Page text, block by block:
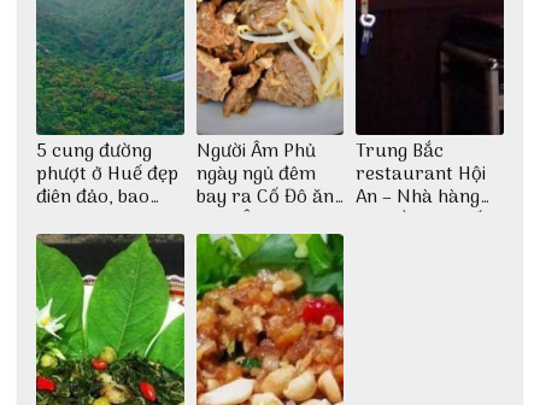
5 cung đường
phượt ở Huế đẹp
điên đảo, bao
dịch
Người Âm Phủ
ngày ngủ đêm
bay ra Cố Đô ăn
Cơm Âm Phủ
Huế
Trung Bắc
restaurant Hội
An – Nhà hàng
cao lầu có thiết